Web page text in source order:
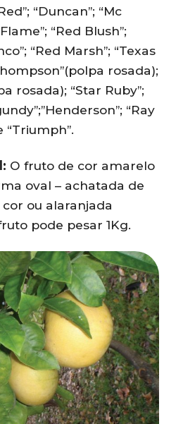
“Duncan”; “Mc
“Red Blush”;
“Red Marsh”; “Texas
rosada);
rosada); “Star Ruby”;
“Ray
“Triumph”.
O fruto de cor amarelo
oval – achatada de
ou alaranjada
pode pesar 1Kg.